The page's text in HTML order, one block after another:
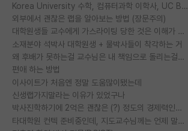
Korea University 수학, 컴퓨터과학 이학사, UC Berkeley 산업공학 대학원 공학박사가 되는 것은 쉽지 않겠죠?
외부에서 괜찮은 랩을 알아보는 방법 (장문주의)
대학원생들 교수에게 가스라이팅 당한 것은 이해가 갑니다. 안타깝네요.
소재분야 석박사 대학원생 + 물박사들이 착각하는 거
왜 후배가 못하는걸 교수님은 내 책임으로 돌리는걸까요?
편애 하는 방법
이사이트가 처음엔 정말 도움많이됐는데
신생랩가지말라는 이유가 있었구나
박사진학하기에 2억은 괜찮은 (?) 정도의 경제력인가요
타대학원 컨텍 준비중인데, 지도교수님께는 언제 말씀드려야 할까요?